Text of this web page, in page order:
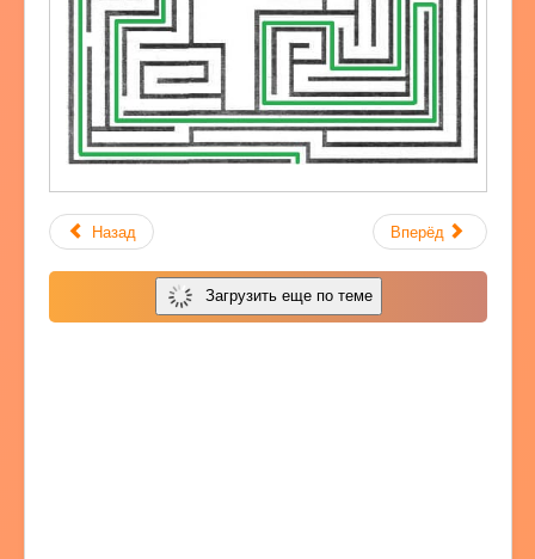
Назад Вперёд
Загрузить еще по теме